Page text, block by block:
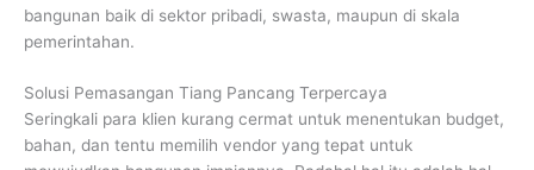
bangunan baik di sektor pribadi, swasta, maupun di skala
pemerintahan.
Solusi Pemasangan Tiang Pancang Terpercaya
Seringkali para klien kurang cermat untuk menentukan budget,
bahan, dan tentu memilih vendor yang tepat untuk